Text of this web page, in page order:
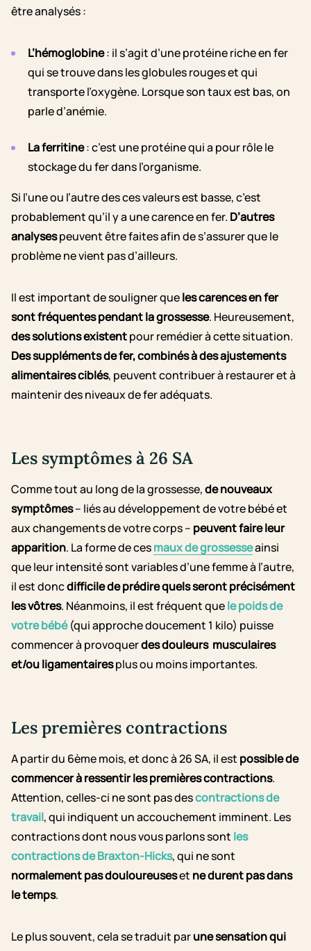
être analysés :
L’hémoglobine: il s’agit d’une protéine riche en fer
qui se trouve dans les globules rouges et qui
transporte l’oxygène. Lorsque son taux est bas, on
parle d’anémie.
La ferritine: c’est une protéine qui a pour rôle le
stockage du fer dans l’organisme.
Si l’une ou l’autre des ces valeurs est basse, c’est
probablement qu’il y a une carence en fer. D’autres
analysespeuvent être faites afin de s’assurer que le
problème ne vient pas d’ailleurs.
Il est important de souligner queles carences en fer
sont fréquentes pendant la grossesse. Heureusement,
des solutions existentpour remédier à cette situation.
Des suppléments de fer, combinés à des ajustements
alimentaires ciblés, peuvent contribuer à restaurer et à
maintenir des niveaux de fer adéquats.
Les symptômes à 26 SA
Comme tout au long de la grossesse,de nouveaux
symptômes– liés au développement de votre bébé et
aux changements de votre corps – peuvent faire leur
apparition. La forme de cesmaux de grossesseainsi
que leur intensité sont variables d’une femme à l’autre,
il est doncdifficile de prédire quels seront précisément
les vôtres. Néanmoins, il est fréquent quele poids de
votre bébé(qui approche doucement 1 kilo) puisse
commencer à provoquerdes douleurs musculaires
et/ou ligamentairesplus ou moins importantes.
Les premières contractions
A partir du 6ème mois, et donc à 26 SA, il est possible de
commencer à ressentir les premières contractions.
Attention, celles-ci ne sont pas descontractions de
travail, qui indiquent un accouchement imminent. Les
contractions dont nous vous parlons sont les
contractions de Braxton-Hicks, qui ne sont
normalement pas douloureuseset ne durent pas dans
le temps.
Le plus souvent, cela se traduit parune sensation qui